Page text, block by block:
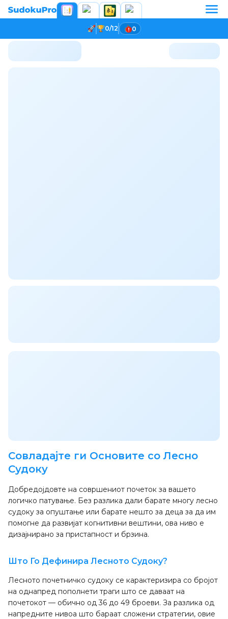
0/12 0
Совладајте ги Основите со Лесно
Судоку
Добредојдовте на совршениот почеток за вашето
логичко патување. Без разлика дали барате многу лесно
судоку за опуштање или барате нешто за деца за да им
помогне да развијат когнитивни вештини, ова ниво е
дизајнирано за пристапност и брзина.
Што Го Дефинира Лесното Судоку?
Лесното почетничко судоку се карактеризира со бројот
на однапред пополнети траги што се даваат на
почетокот — обично од 36 до 49 броеви. За разлика од
напредните нивоа што бараат сложени стратегии, овие